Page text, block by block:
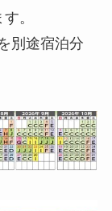
。
別途宿泊分